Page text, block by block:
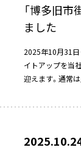
「博多旧
ました
2025年10月31日
イトアップを当
迎えます。通常